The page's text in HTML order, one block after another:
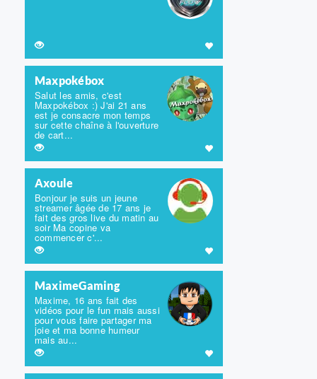
Maxpokébox
Salut les amis, c'est
Maxpokébox :) J'ai 21 ans
est je consacre mon temps
sur cette chaîne à l'ouverture
de cart...
Axoule
Bonjour je suis un jeune
streamer âgée de 17 ans je
fait des gros live du matin au
soir Ma copine va
commencer c'...
MaximeGaming
Maxime, 16 ans fait des
vidéos pour le fun mais aussi
pour vous faire partager ma
joie et ma bonne humeur
mais au...